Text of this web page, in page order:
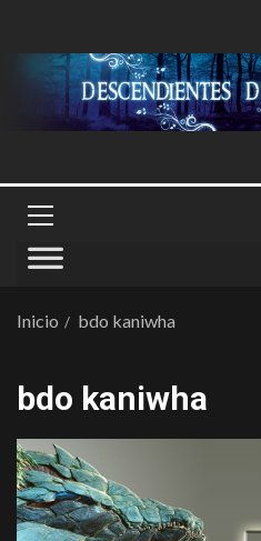
Inicio bdo kaniwha
bdo kaniwha